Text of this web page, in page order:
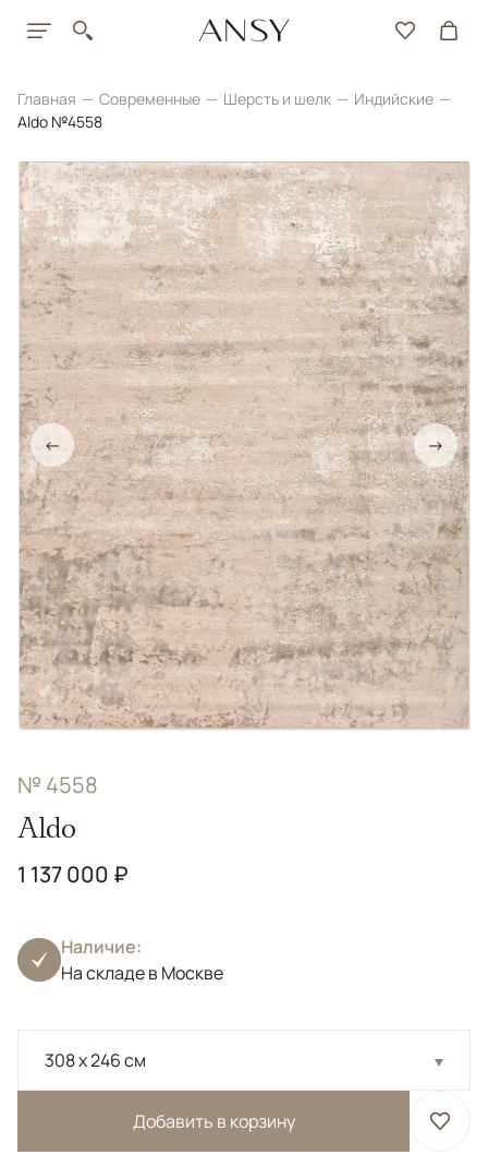
Главная Современные Шерсть и шелк
Индийские
Aldo №4558
← →
№ 4558
Aldo
1 137 000 ₽
Наличие:
На складе в Москве
308 x 246 см
Добавить в корзину